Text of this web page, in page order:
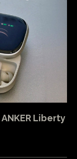
ANKER Liberty